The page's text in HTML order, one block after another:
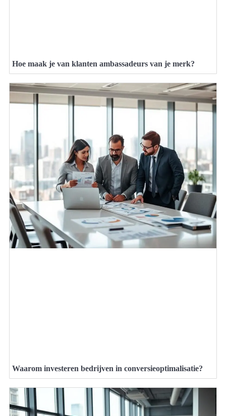
Hoe maak je van klanten ambassadeurs van je merk?
Waarom investeren bedrijven in conversieoptimalisatie?